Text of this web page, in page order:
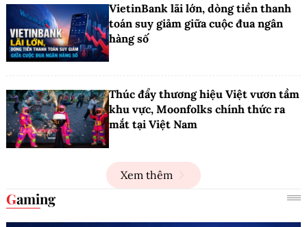
VietinBank lãi lớn, dòng tiền thanh
toán suy giảm giữa cuộc đua ngân
hàng số
Thúc đẩy thương hiệu Việt vươn tầm
khu vực, Moonfolks chính thức ra
mắt tại Việt Nam
Xem thêm
Gaming